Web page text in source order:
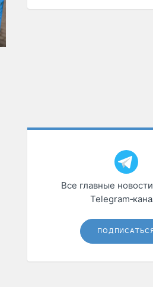
Все главные
ПОДПИСАТЬСЯ